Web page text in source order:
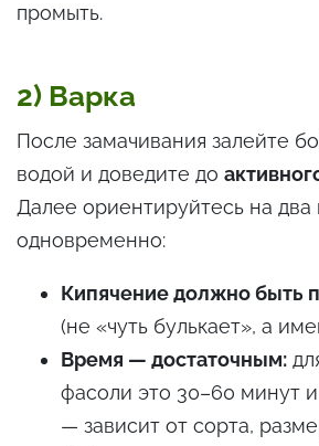
промыть.
2) Варка
После замачивания залейте
водой и доведите до
Далее ориентируйтесь на два
одновременно:
Кипячение должно быть
(не «чуть булькает», а
Время — достаточным:
фасоли это 30–60 минут
— зависит от сорта,